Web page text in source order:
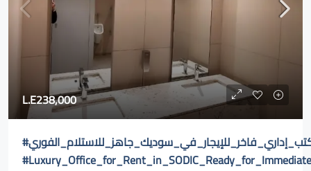
L.E238,000
#مكتب_إداري_فاخر_للإيجار_في_سوديك_جاهز_للاستلام_الفوري